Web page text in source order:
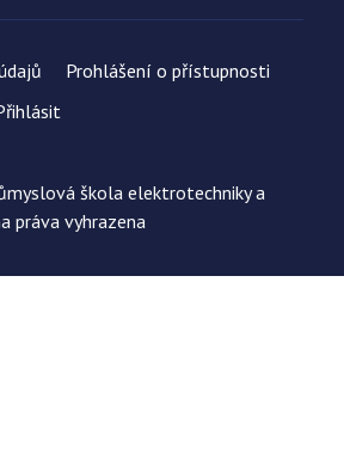
Prohlášení o přístupnosti
škola elektrotechniky a
práva vyhrazena